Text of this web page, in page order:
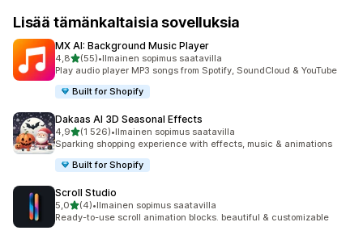
Lisää tämänkaltaisia sovelluksia
MX AI: Background Music Player
4,8/ 5 tähteä
(55)
55 arvostelua yhteensä
•Ilmainen sopimus saatavilla
Play audio player MP3 songs from Spotify, SoundCloud & YouTube
Built for Shopify
Dakaas AI 3D Seasonal Effects
4,9/ 5 tähteä
(1 526)
1526 arvostelua yhteensä
•Ilmainen sopimus saatavilla
Sparking shopping experience with effects, music & animations
Built for Shopify
Scroll Studio
5,0/ 5 tähteä
(4)
4 arvostelua yhteensä
•Ilmainen sopimus saatavilla
Ready-to-use scroll animation blocks. beautiful & customizable